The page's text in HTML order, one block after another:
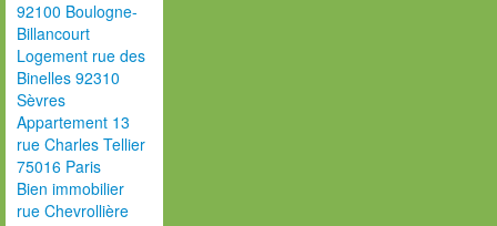
92100 Boulogne-
Billancourt
Logement rue des
Binelles 92310
Sèvres
Appartement 13
rue Charles Tellier
75016 Paris
Bien immobilier
rue Chevrollière